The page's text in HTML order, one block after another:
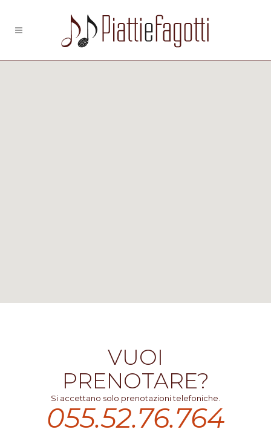
VUOI
PRENOTARE?
Si accettano solo prenotazioni telefoniche.
055.52.76.764